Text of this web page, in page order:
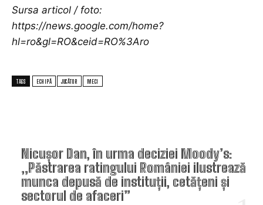
Nicușor Dan, în urma deciziei Moody’s:
„Păstrarea ratingului României ilustrează
munca depusă de instituții, cetățeni și
sectorul de afaceri”
Sursa articol / foto:
https://news.google.com/home?
hl=ro&gl=RO&ceid=RO%3Aro
TAGS ECHIPĂ JUCĂTOR MECI